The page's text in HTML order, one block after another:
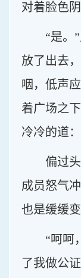
对着脸色
“是。
放了出去
咽，低声
着广场之
冷冷的道
偏过
成员怒气
也是缓缓
“呵呵
了我做公